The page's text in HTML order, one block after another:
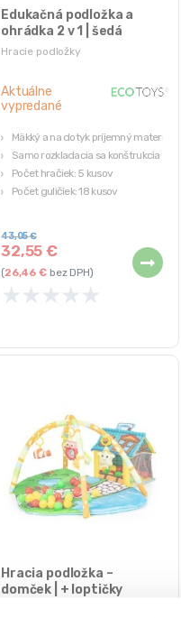
Hracie podložky
Edukačná podložka a
ohrádka 2 v 1 | šedá
Aktuálne
vypredané
Mäkký a na dotyk príjemný materiál
Samo rozkladacia sa konštrukcia
Počet hračiek: 5 kusov
Počet guličiek: 18 kusov
32,55€
43,05€
(26,46€bez DPH)
★ ★ ★ ★ ★
Hracia podložka –
domček | + loptičky